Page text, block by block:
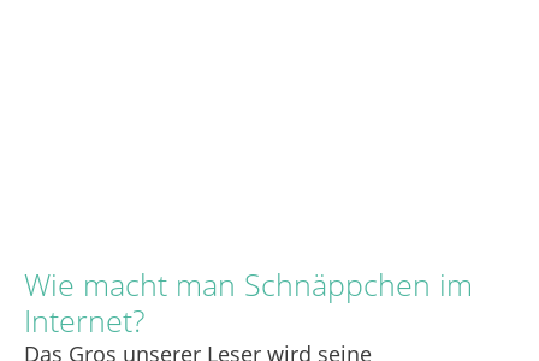
Wie macht man Schnäppchen im
Internet?
Das Gros unserer Leser wird seine